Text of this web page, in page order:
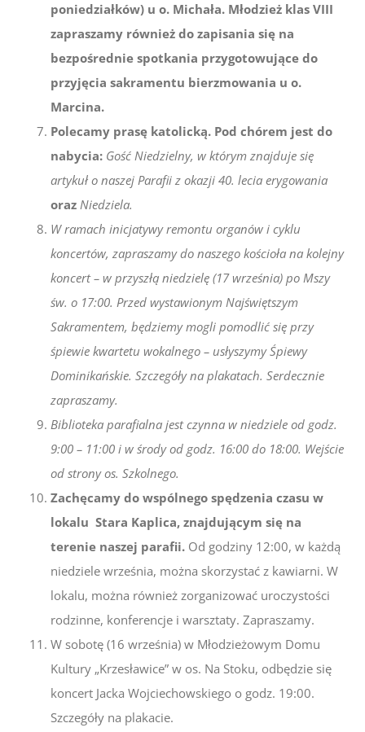
poniedziałków) u o. Michała. Młodzież klas VIII
zapraszamy również do zapisania się na
bezpośrednie spotkania przygotowujące do
przyjęcia sakramentu bierzmowania u o.
Marcina.
Polecamy prasę katolicką. Pod chórem jest do
nabycia: Gość Niedzielny, w którym znajduje się
artykuł o naszej Parafii z okazji 40. lecia erygowania
orazNiedziela.
W ramach inicjatywy remontu organów i cyklu
koncertów, zapraszamy do naszego kościoła na kolejny
koncert – w przyszłą niedzielę (17 września) po Mszy
św. o 17:00. Przed wystawionym Najświętszym
Sakramentem, będziemy mogli pomodlić się przy
śpiewie kwartetu wokalnego – usłyszymy Śpiewy
Dominikańskie. Szczegóły na plakatach. Serdecznie
zapraszamy.
Biblioteka parafialna jest czynna w niedziele od godz.
9:00 – 11:00 i w środy od godz. 16:00 do 18:00. Wejście
od strony os. Szkolnego.
Zachęcamy do wspólnego spędzenia czasu w
lokalu Stara Kaplica, znajdującym się na
terenie naszej parafii. Od godziny 12:00, w każdą
niedziele września, można skorzystać z kawiarni. W
lokalu, można również zorganizować uroczystości
rodzinne, konferencje i warsztaty. Zapraszamy.
W sobotę (16 września) w Młodzieżowym Domu
Kultury „Krzesławice” w os. Na Stoku, odbędzie się
koncert Jacka Wojciechowskiego o godz. 19:00.
Szczegóły na plakacie.